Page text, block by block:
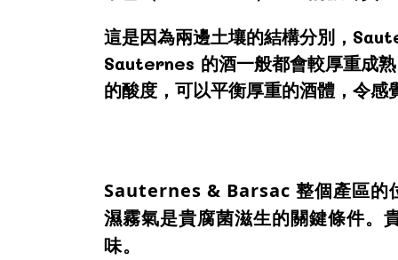
這是因為兩邊土壤的結構分別，
Sauternes 的酒一般都會較厚重成
的酸度，可以平衡厚重的酒體，令感
Sauternes & Barsac 整個產區的
濕霧氣是貴腐菌滋生的關鍵條件。
味。